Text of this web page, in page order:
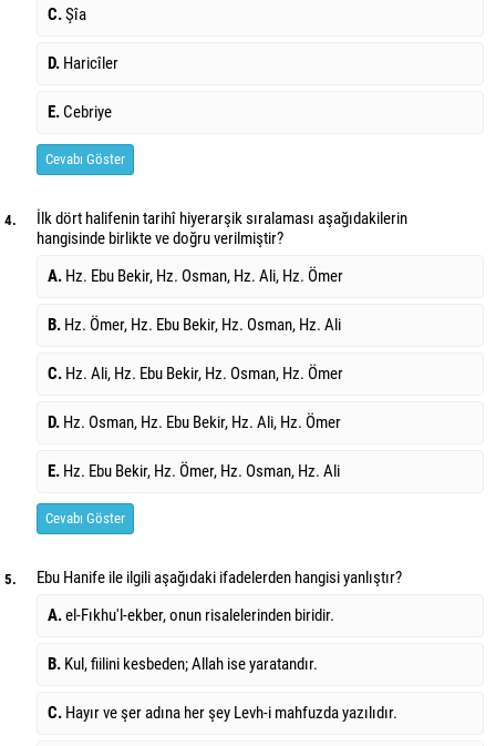
C.Şîa
D. Haricîler
E.Cebriye
Cevabı Göster
4.
İlk dört halifenin tarihî hiyerarşik sıralaması aşağıdakilerin
hangisinde birlikte ve doğru verilmiştir?
A. Hz. Ebu Bekir, Hz. Osman, Hz. Ali, Hz. Ömer
B. Hz. Ömer, Hz. Ebu Bekir, Hz. Osman, Hz. Ali
C. Hz. Ali, Hz. Ebu Bekir, Hz. Osman, Hz. Ömer
D. Hz. Osman, Hz. Ebu Bekir, Hz. Ali, Hz. Ömer
E. Hz. Ebu Bekir, Hz. Ömer, Hz. Osman, Hz. Ali
Cevabı Göster
5.
Ebu Hanife ile ilgili aşağıdaki ifadelerden hangisi yanlıştır?
A.el-Fıkhu'l-ekber, onun risalelerinden biridir.
B. Kul, fiilini kesbeden; Allah ise yaratandır.
C. Hayır ve şer adına her şey Levh-i mahfuzda yazılıdır.